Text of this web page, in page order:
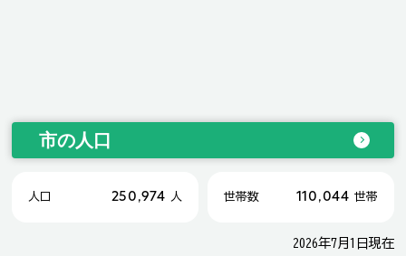
市の人口
人口 250,974 人 世帯数 110,044 世帯
2026年7月1日現在